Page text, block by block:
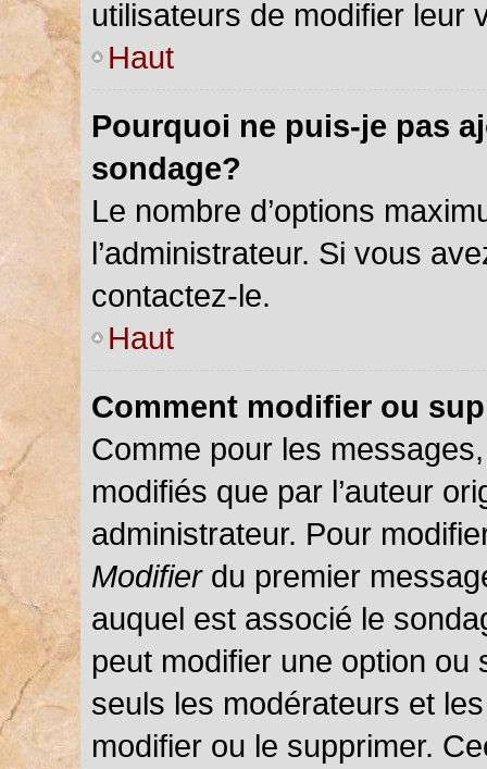
utilisateurs de modifier leur
Haut
Pourquoi ne puis-je pas
sondage?
Le nombre d’options
l’administrateur. Si vous
contactez-le.
Haut
Comment modifier ou
Comme pour les
modifiés que par l’auteur
administrateur. Pour
Modifierdu premier
auquel est associé le
peut modifier une option ou
seuls les modérateurs et
modifier ou le supprimer.